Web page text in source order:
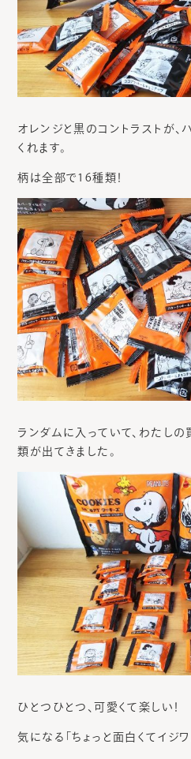
オレンジと黒のコントラストが、
くれます。
柄は全部で16種類！
ランダムに入っていて、わたし
類が出てきました。
ひとつひとつ、可愛くて楽しい！
気になる「ちょっと面白くてイジワ